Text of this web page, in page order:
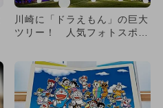
川崎に「ドラえもん」の巨大
ツリー！ 人気フォトスポッ